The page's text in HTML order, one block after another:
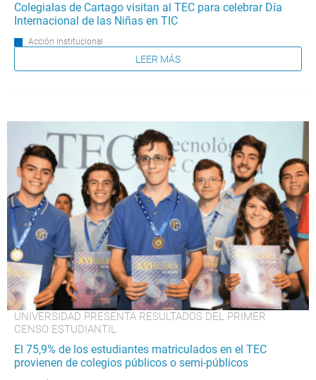
Colegialas de Cartago visitan al TEC para celebrar Día
Internacional de las Niñas en TIC
Acción Institucional
LEER MÁS
UNIVERSIDAD PRESENTA RESULTADOS DEL PRIMER
CENSO ESTUDIANTIL
El 75,9% de los estudiantes matriculados en el TEC
provienen de colegios públicos o semi-públicos